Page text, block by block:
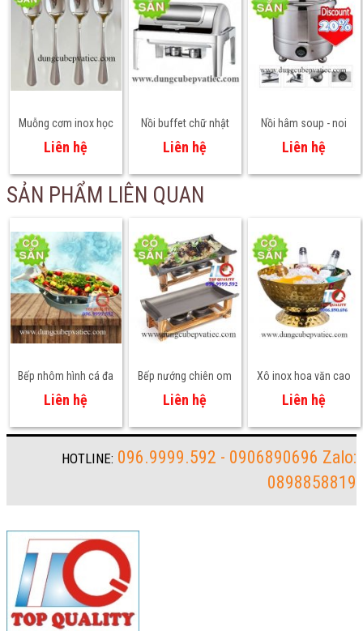
Muỗng cơm inox học
sinh 17cm loại dày
sáng bóng
Liên hệ
Nồi buffet chữ nhật
nắp kính CF632K
Liên hệ
Nồi hâm soup - noi
soup 9L
Liên hệ
SẢN PHẨM LIÊN QUAN
Bếp nhôm hình cá đa
năng dùng cồn
Liên hệ
Bếp nướng chiên om
đa năng chữ nhật
dùng cồn
Liên hệ
Xô inox hoa văn cao
cấp ướp rượu
Liên hệ
HOTLINE: 096.9999.592 - 0906890696 Zalo:
0898858819